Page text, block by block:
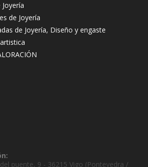
de Joyería
de Joyería, Diseño y engaste
puente, 9 - 36215 Vigo (Pontevedra /